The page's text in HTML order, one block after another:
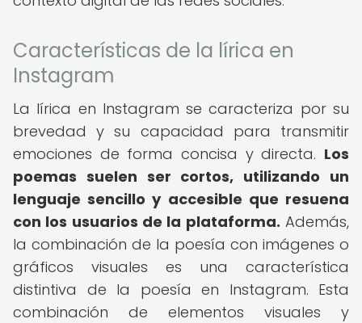
Características de la lírica en
Instagram
La lírica en Instagram se caracteriza por su
brevedad y su capacidad para transmitir
emociones de forma concisa y directa. Los
poemas suelen ser cortos, utilizando un
lenguaje sencillo y accesible que resuena
con los usuarios de la plataforma. Además,
la combinación de la poesía con imágenes o
gráficos visuales es una característica
distintiva de la poesía en Instagram. Esta
combinación de elementos visuales y